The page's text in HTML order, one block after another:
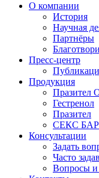
О компании
История
Научная
Партнёры
Пресс-центр
Продукция
Празител
Гестренол
Празител
СЕКС
Консультации
Задать
Часто
Вопросы и